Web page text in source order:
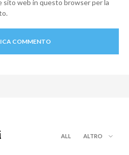
sito web in questo browser per la
ALL ALTRO